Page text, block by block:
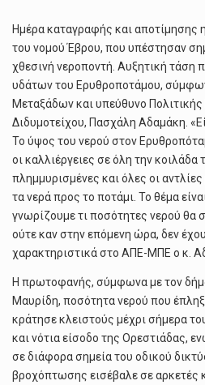
Ημέρα καταγραφής και αποτίμησης
του νομού Έβρου, που υπέστησαν
χθεσινή νεροποντή. Αυξητική τάση
υδάτων του Ερυθροποτάμου,
Μεταξάδων και υπεύθυνο
Διδυμοτείχου, Πασχάλη Αδαμάκη.
Το ύψος του νερού στον
οι καλλιέργειες σε όλη την κοιλάδα
πλημμυρισμένες και όλες οι
τα νερά προς το ποτάμι. Το θέμα
γνωρίζουμε τι ποσότητες νερού θα
ούτε καν στην επόμενη ώρα, δεν
χαρακτηριστικά στο ΑΠΕ-ΜΠΕ ο κ.
Η πρωτοφανής, σύμφωνα με τον
Μαυρίδη, ποσότητα νερού που
κράτησε κλειστούς μέχρι σήμερα
και νότια είσοδο της Ορεστιάδας,
σε διάφορα σημεία του οδικού
βροχόπτωσης εισέβαλε σε αρκετές